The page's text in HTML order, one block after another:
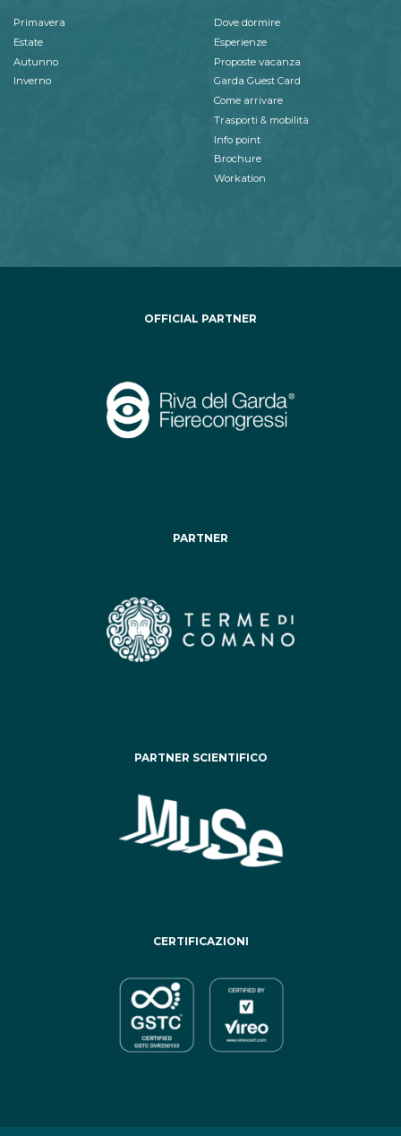
Primavera
Estate
Autunno
Inverno
Dove dormire
Esperienze
Proposte vacanza
Garda Guest Card
Come arrivare
Trasporti & mobilità
Info point
Brochure
Workation
OFFICIAL PARTNER
PARTNER
PARTNER SCIENTIFICO
CERTIFICAZIONI